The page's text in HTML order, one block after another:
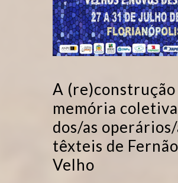
A (re)construção
memória coletiva
dos/as operários/
têxteis de Fernão
Velho